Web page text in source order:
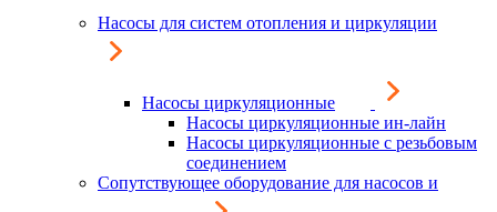
Насосы для систем отопления и циркуляции
Насосы циркуляционные
Насосы циркуляционные ин-лайн
Насосы циркуляционные с резьбовым
соединением
Сопутствующее оборудование для насосов и